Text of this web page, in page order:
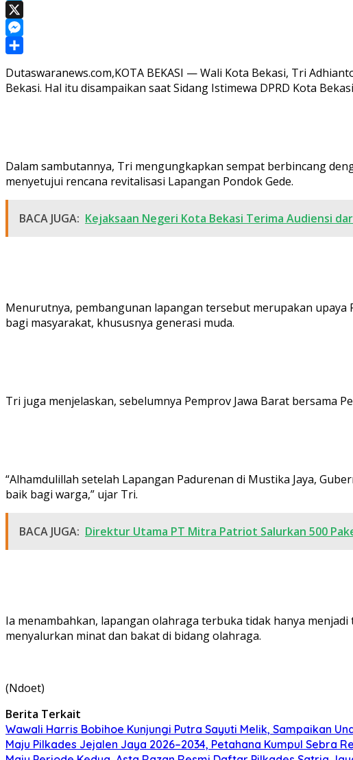
Telegram
X
Messenger
Dutaswaranews.com,KOTA BEKASI — Wali Kota Bekasi, Tri
Bekasi. Hal itu disampaikan saat Sidang Istimewa DPRD Kota
Dalam sambutannya, Tri mengungkapkan sempat berbincang
menyetujui rencana revitalisasi Lapangan Pondok Gede.
BACA JUGA: Kejaksaan Negeri Kota Bekasi Terima Audiensi
Menurutnya, pembangunan lapangan tersebut merupakan
bagi masyarakat, khususnya generasi muda.
Tri juga menjelaskan, sebelumnya Pemprov Jawa Barat bersama
“Alhamdulillah setelah Lapangan Padurenan di Mustika Jaya,
baik bagi warga,” ujar Tri.
BACA JUGA: Direktur Utama PT Mitra Patriot Salurkan 500
Ia menambahkan, lapangan olahraga terbuka tidak hanya
menyalurkan minat dan bakat di bidang olahraga.
(Ndoet)
Berita Terkait
Wawali Harris Bobihoe Kunjungi Putra Sayuti Melik, Sampaikan
Maju Pilkades Jejalen Jaya 2026–2034, Petahana Kumpul Sebra